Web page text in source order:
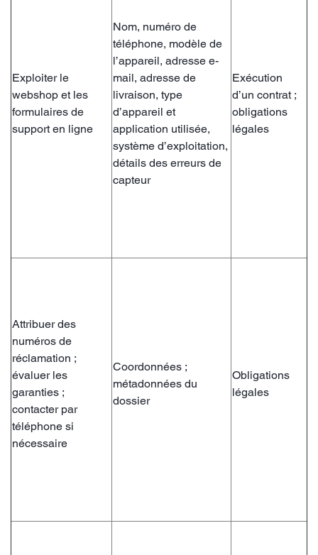
Exploiter le
webshop et les
formulaires de
support en ligne
Nom, numéro de
téléphone, modèle de
l’appareil, adresse e-
mail, adresse de
livraison, type
d’appareil et
application utilisée,
système d’exploitation,
détails des erreurs de
capteur
Exécution
d’un contrat ;
obligations
légales
Attribuer des
numéros de
réclamation ;
évaluer les
garanties ;
contacter par
téléphone si
nécessaire
Coordonnées ;
métadonnées du
dossier
Obligations
légales